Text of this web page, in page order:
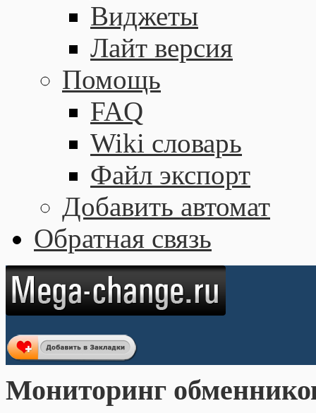
Виджеты
Лайт версия
Помощь
FAQ
Wiki словарь
Файл экспорт
Добавить автомат
Обратная связь
Мониторинг